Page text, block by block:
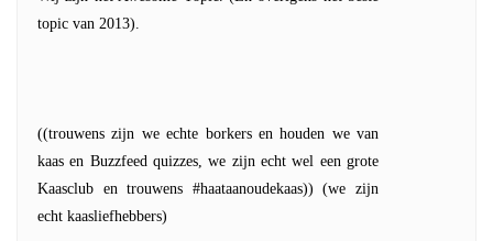
topic van 2013).
((trouwens zijn we echte borkers en houden we van
kaas en Buzzfeed quizzes, we zijn echt wel een grote
Kaasclub en trouwens #haataanoudekaas)) (we zijn
echt kaasliefhebbers)